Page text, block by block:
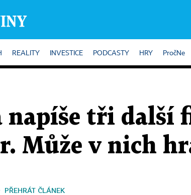
REALITY INVESTICE PODCASTY HRY PročNe
napíše tři další
Může v nich
PŘEHRÁT ČLÁNEK